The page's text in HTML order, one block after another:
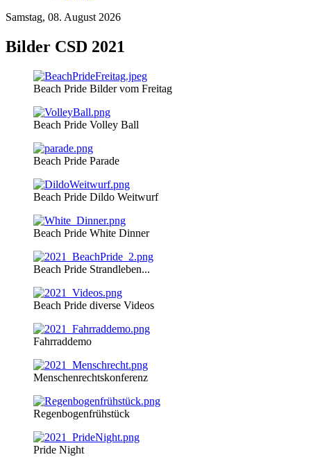
Samstag, 08. August 2026
Bilder CSD 2021
Beach Pride Bilder vom Freitag
Beach Pride Volley Ball
Beach Pride Parade
Beach Pride Dildo Weitwurf
Beach Pride White Dinner
Beach Pride Strandleben...
Beach Pride diverse Videos
Fahrraddemo
Menschenrechtskonferenz
Regenbogenfrühstück
Pride Night